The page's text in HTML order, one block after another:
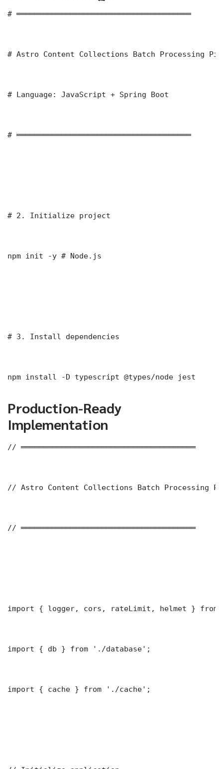
# ═══════════════════════════════════════
# Astro Content Collections Batch Processing
# Language: JavaScript + Spring Boot
# ═══════════════════════════════════════
# 2. Initialize project
npm init -y # Node.js
# 3. Install dependencies
npm install -D typescript @types/node jest
Production-Ready
Implementation
// ═══════════════════════════════════════
// Astro Content Collections Batch Processing
// ═══════════════════════════════════════
import { logger, cors, rateLimit, helmet } from
import { db } from './database';
import { cache } from './cache';